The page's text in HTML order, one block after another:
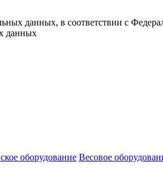
данных, в соответствии с
данных
оборудование Весовое